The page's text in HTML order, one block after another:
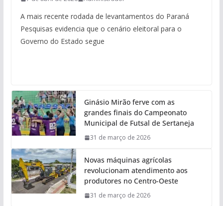
A mais recente rodada de levantamentos do Paraná
Pesquisas evidencia que o cenário eleitoral para o
Governo do Estado segue
Ginásio Mirão ferve com as
grandes finais do Campeonato
Municipal de Futsal de Sertaneja
31 de março de 2026
Novas máquinas agrícolas
revolucionam atendimento aos
produtores no Centro-Oeste
31 de março de 2026